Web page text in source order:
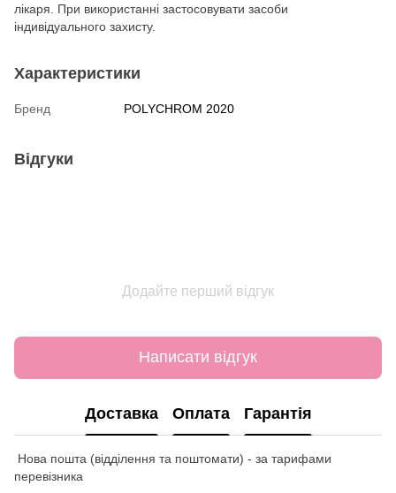
лікаря. При використанні застосовувати засоби
індивідуального захисту.
Характеристики
Бренд POLYCHROM 2020
Відгуки
Додайте перший відгук
Написати відгук
Доставка Оплата Гарантія
Нова пошта (відділення та поштомати) - за тарифами
перевізника